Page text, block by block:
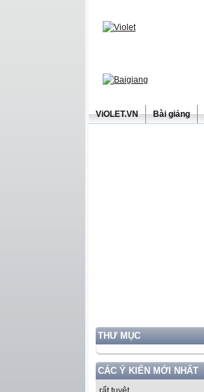
ViOLET.VN Bài giảng
THƯ MỤC
CÁC Ý KIẾN MỚI NHẤT